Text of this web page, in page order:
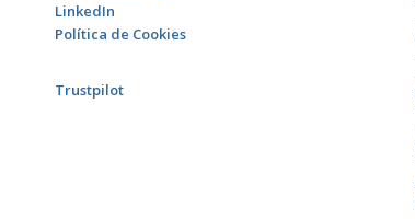
LinkedIn
Política de Cookies
Trustpilot